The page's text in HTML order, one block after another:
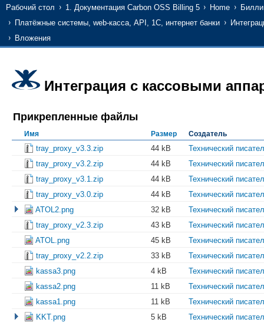
Рабочий стол 1. Документация Carbon OSS Billing 5 Home
Платёжные системы, web-касса, API, 1С, интернет банки
Вложения
Интеграция с кассовыми
Прикрепленные файлы
Имя Размер Создатель
tray_proxy_v3.3.zip 44 kB
Технический
tray_proxy_v3.2.zip
44 kB
Технический
tray_proxy_v3.1.zip
44 kB
Технический
tray_proxy_v3.0.zip
44 kB
Технический
ATOL2.png
32 kB
Технический
tray_proxy_v2.3.zip
43 kB
Технический
ATOL.png
45 kB
Технический
tray_proxy_v2.2.zip
33 kB
Технический
kassa3.png
4 kB
Технический
kassa2.png
11 kB
Технический
kassa1.png
11 kB
Технический
KKT.png
5 kB
Технический